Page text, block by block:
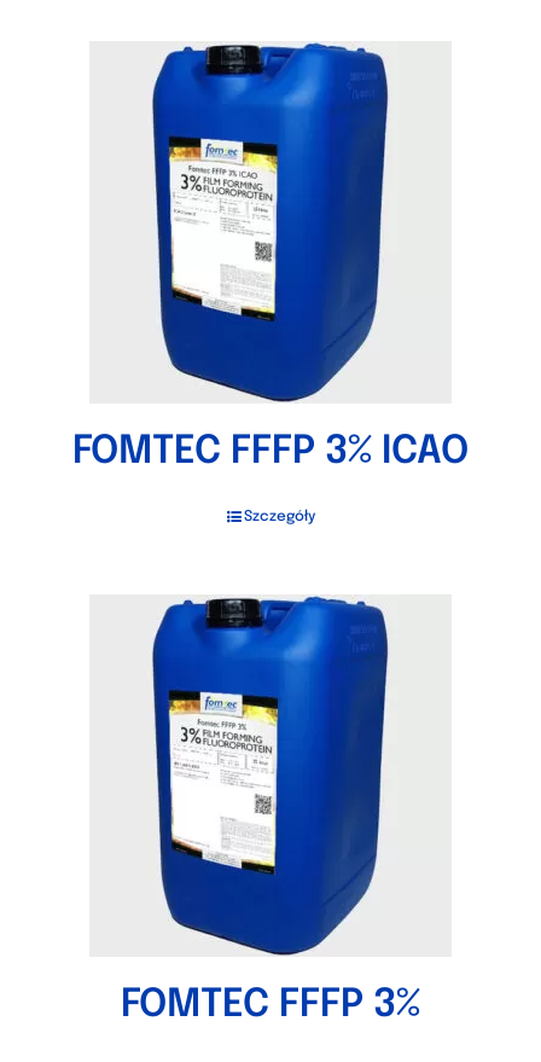
FOMTEC FFFP 3% ICAO
Szczegóły
FOMTEC FFFP 3%